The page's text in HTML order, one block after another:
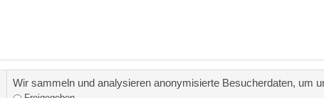
Wir sammeln und analysieren anonymisierte Besucherdaten, um